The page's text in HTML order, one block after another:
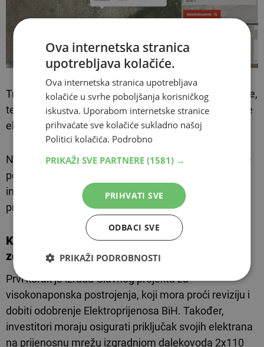
Treba napomenuti, kako je ovo tek početak investicije,
te je potrebno još puno dokumentacije kako bi se ove
elektrane izgradile.
Nekoliko je ključnih koraka koje moraju poduzeti prije
početka realizacije projekata. Elektrane, čija ukupna
instalirana snaga iznosi gotovo 40 MW, trebale bi biti
priključene na prijenosnu mrežu do 2027. godine.
Kako graditi na državnom poljoprivrednom
zemljištu?
Prvi korak je izrada Glavnog projekta za
visokonaponska postrojenja, koji mora proći reviziju i
dobiti odobrenje Elektroprijenosa BiH. Također,
investitori moraju osigurati priključak svojih elektrana
na prijenosnu mrežu izgradnjom dalekovoda 2x110
Ova internetska stranica
upotrebljava kolačiće.
Ova internetska stranica upotrebljava
kolačiće u svrhe poboljšanja korisničkog
iskustva. Uporabom internetske stranice
prihvaćate sve kolačiće sukladno našoj
Politici kolačića. Podrobno
PRIKAŽI SVE PARTNERE (1581) →
PRIHVATI SVE
ODBACI SVE
PRIKAŽI PODROBNOSTI